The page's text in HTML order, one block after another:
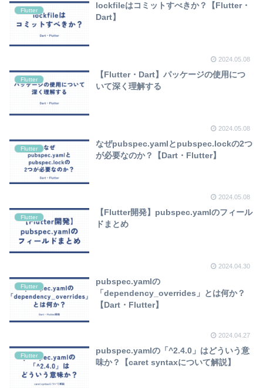
Flutter
lockfileはコミットすべきか？【Flutter・
Dart】
2024.05.08
Flutter
【Flutter・Dart】パッケージの使用につ
いて深く理解する
2024.05.08
Flutter
なぜpubspec.yamlとpubspec.lockの2つ
が必要なのか？【Dart・Flutter】
2024.05.08
Flutter
【Flutter開発】pubspec.yamlのフィール
ドまとめ
2024.04.30
Flutter
pubspec.yamlの
「dependency_overrides」とは何か？
【Dart・Flutter】
2024.04.27
Flutter
pubspec.yamlの「^2.4.0」はどういう意
味か？【caret syntaxについて解説】